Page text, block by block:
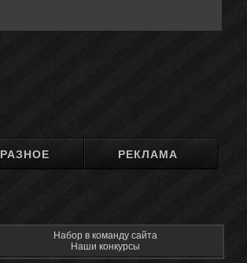
РАЗНОЕ РЕКЛАМА
Набор в команду сайта
Наши конкурсы